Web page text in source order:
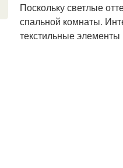
Поскольку светлые
спальной комнаты.
текстильные